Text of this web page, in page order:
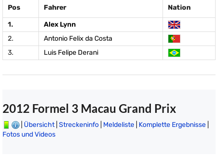
Pos Fahrer Nation
1.
Alex Lynn
2.
Antonio Felix da Costa
3.
Luis Felipe Derani
2012 Formel 3 Macau Grand Prix
Übersicht| Streckeninfo Meldeliste Komplette Ergebnisse
Fotos und Videos